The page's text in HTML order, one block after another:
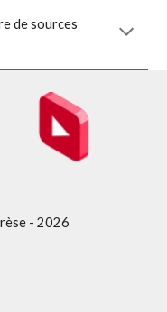
de sources
- 2026